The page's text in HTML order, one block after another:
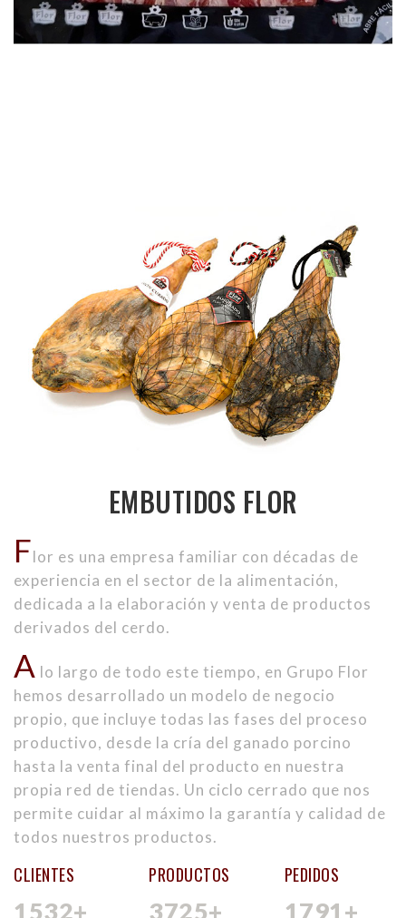
EMBUTIDOS FLOR
Flor es una empresa familiar con décadas de
experiencia en el sector de la alimentación,
dedicada a la elaboración y venta de productos
derivados del cerdo.
A lo largo de todo este tiempo, en Grupo Flor
hemos desarrollado un modelo de negocio
propio, que incluye todas las fases del proceso
productivo, desde la cría del ganado porcino
hasta la venta final del producto en nuestra
propia red de tiendas. Un ciclo cerrado que nos
permite cuidar al máximo la garantía y calidad de
todos nuestros productos.
CLIENTES
1532+
PRODUCTOS
3725+
PEDIDOS
1791+